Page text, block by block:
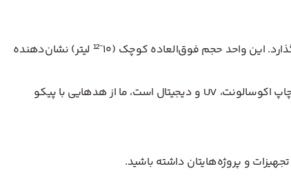
یکی از کلیدی‌ترین مفاهیم فنی در فناوری چاپ دیجیتال است که مستقیماً بر دقت، وضوح، مصرف جوهر و کیفیت نهایی تأثیر می‌گذارد. این واحد حجم فوق‌العاده کوچک (۱۰⁻¹² لیتر) نشان‌دهنده
، که متخصص چاپ اکوسالونت، UV و دیجیتال است، ما از هدهایی با پیکو
و پروژه‌هایتان داشته باشید.